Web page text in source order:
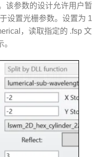
该参数的设计允许用户暂
设置光栅参数。设置为 1
，读取指定的 .fsp 文